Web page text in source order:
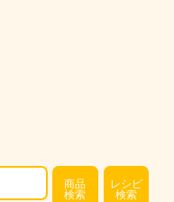
商品
検索
レシピ
検索